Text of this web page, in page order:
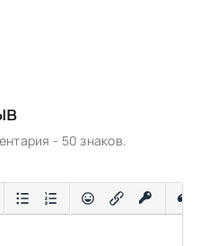
- 50 знаков.